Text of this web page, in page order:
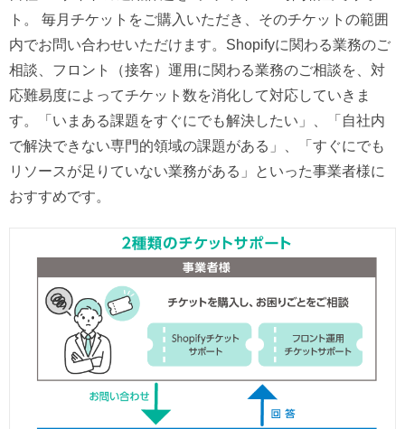
ト。 毎月チケットをご購入いただき、そのチケットの範囲
内でお問い合わせいただけます。Shopifyに関わる業務のご
相談、フロント（接客）運用に関わる業務のご相談を、対
応難易度によってチケット数を消化して対応していきま
す。「いまある課題をすぐにでも解決したい」、「自社内
で解決できない専門的領域の課題がある」、「すぐにでも
リソースが足りていない業務がある」といった事業者様に
おすすめです。